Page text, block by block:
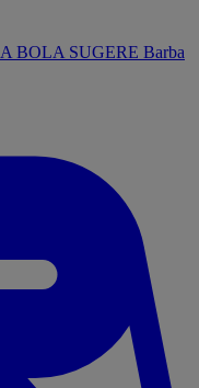
A BOLA SUGERE Barba